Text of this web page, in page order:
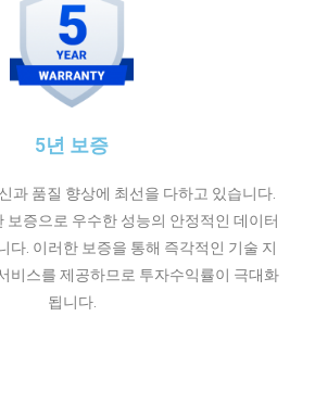
5년 보증
과 품질 향상에 최선을 다하고 있습니다.
보증으로 우수한 성능의 안정적인 데이터
다. 이러한 보증을 통해 즉각적인 기술 지
비스를 제공하므로 투자수익률이 극대화
됩니다.